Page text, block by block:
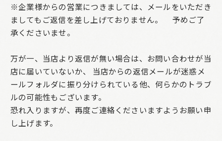
※企業様からの営業につきましては、メールをいただき
ましてもご返信を差し上げておりません。
予めご了
承くださいませ。
万が一、当店より返信が無い場合は、お問い合わせが当
店に届いていないか、
当店からの返信メールが迷惑メ
ールフォルダに振り分けられている他、何らかのトラブ
ルの可能性もございます。
恐れ入りますが、再度ご連絡くださいますようお願い申
し上げます。